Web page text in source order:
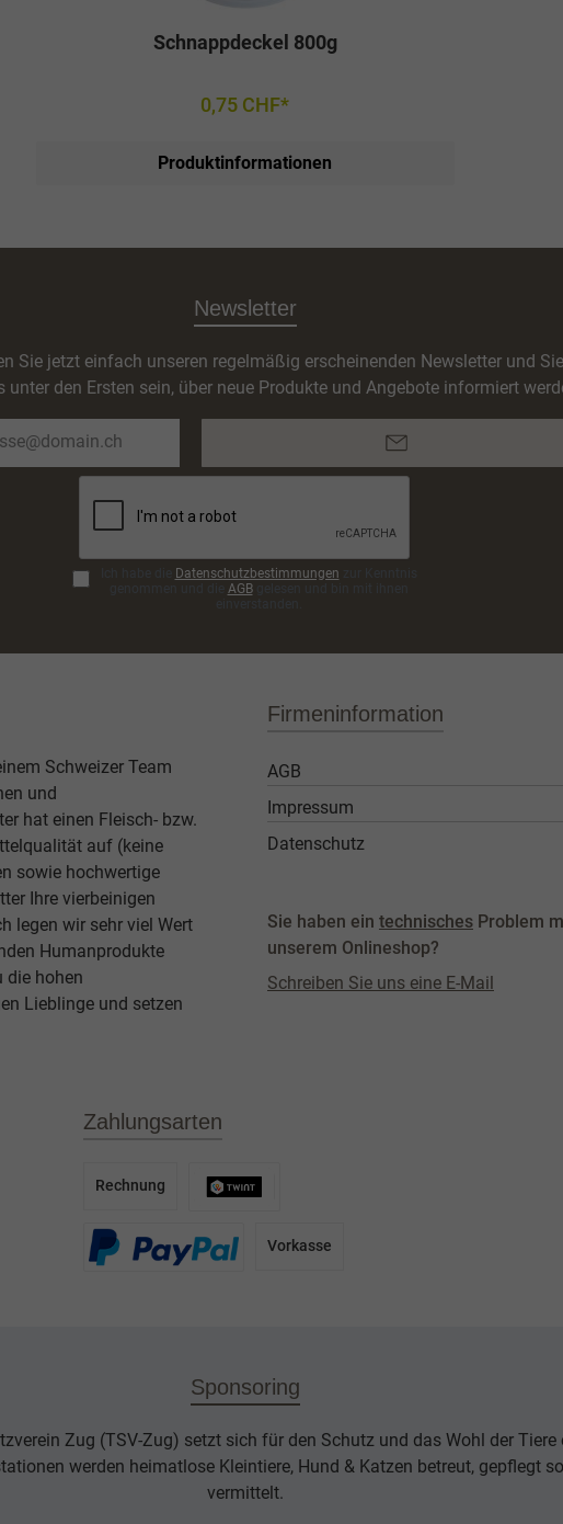
Schnappdeckel 800g
0,75 CHF*
Produktinformationen
Newsletter
Sie jetzt einfach unseren regelmäßig erscheinenden Newsletter und Sie
unter den Ersten sein, über neue Produkte und Angebote informiert
Mail-
Adresse*
Datenschutzbestimmungen
AGBgelesen und bin mit ihnen
Schweizer Team
und
hat einen Fleisch- bzw.
auf (keine
sowie hochwertige
Ihre vierbeinigen
legen wir sehr viel Wert
Humanprodukte
die hohen
Lieblinge und setzen
Firmeninformation
AGB
Impressum
Datenschutz
Sie haben ein technisches Problem
unserem Onlineshop?
Schreiben Sie uns eine E-Mail
Zahlungsarten
Rechnung
Vorkasse
Sponsoring
Zug (TSV-Zug) setzt sich für den Schutz und das Wohl der Tiere
werden heimatlose Kleintiere, Hund & Katzen betreut, gepflegt
vermittelt.